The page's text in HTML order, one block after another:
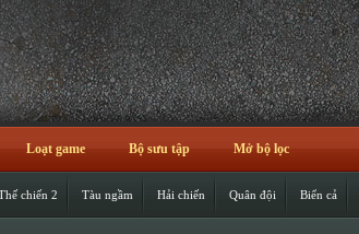
Loạt game Bộ sưu tập Mở bộ lọc
chiến 2 Tàu ngầm Hải chiến Quân đội Biển cả